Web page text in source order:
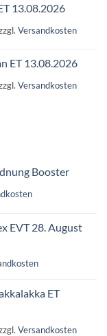
13.08.2026
Versandkosten
ET 13.08.2026
Versandkosten
Booster
EVT 28. August
ET
Versandkosten